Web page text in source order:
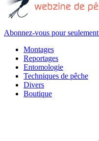
Abonnez-vous pour seulement
Montages
Reportages
Entomologie
Techniques de pêche
Divers
Boutique